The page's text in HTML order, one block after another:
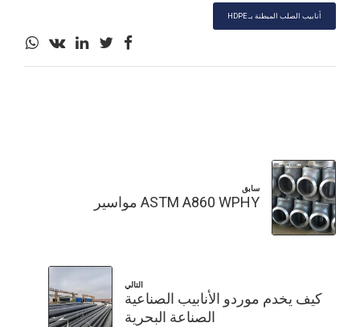
أنابيب الصلب المبطنة بـ HDPE
سابق
ASTM A860 WPHY مواسير
التالي
كيف يخدم موردو الأنابيب الصناعية
الصناعة البحرية